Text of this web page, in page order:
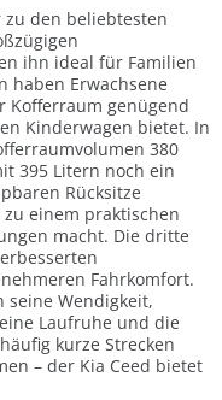
zu den beliebtesten
ihn ideal für Familien
haben Erwachsene
Kofferraum genügend
Kinderwagen bietet. In
380
395 Litern noch ein
Rücksitze
einem praktischen
macht. Die dritte
Fahrkomfort.
seine Wendigkeit,
Laufruhe und die
kurze Strecken
– der Kia Ceed bietet